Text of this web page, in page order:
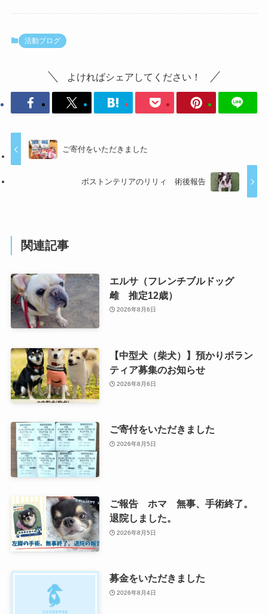
活動ブログ
よければシェアしてください！
ご寄付をいただきました
ボストンテリアのリリィ 術後報告
関連記事
エルサ（フレンチブルドッグ
雌 推定12歳）
2026年8月6日
【中型犬（柴犬）】預かりボラン
ティア募集のお知らせ
2026年8月6日
ご寄付をいただきました
2026年8月5日
ご報告 ホマ 無事、手術終了。
退院しました。
2026年8月5日
募金をいただきました
2026年8月4日